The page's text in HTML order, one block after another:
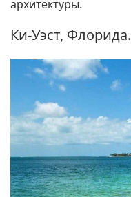
архитектуры.
Ки-Уэст, Флорида.